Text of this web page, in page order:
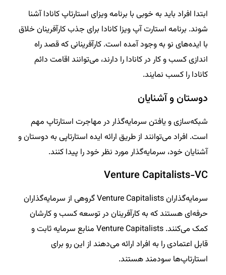
ابتدا افراد باید به خوبی با برنامه ویزای استارتاپ کانادا آشنا
شوند. برنامه استارت آپ ویزا کانادا برای جذب کارآفرینان خلاق
با ایده‌های نو به وجود آمده است. کارآفرینانی که قصد راه
اندازی کسب و کار در کانادا را دارند، می‌توانند اقامت دائم
کانادا را کسب نمایند.
دوستان و آشنایان
شبکه‌سازی و یافتن سرمایه‌گذار در مهاجرت استارتاپ مهم
است. افراد می‌توانند از طریق ارائه ایده استارتاپی به دوستان و
آشنایان‌ خود، سرمایه‌گذار مورد نظر خود را پیدا کنند.
Venture Capitalists-VC
سرمایه‌گذاران Venture Capitalists گروهی از سرمایه‌گذاران
حرفه‌ای هستند که به کارآفرینان در توسعه کسب و کارشان
کمک می‌کنند. Venture Capitalists منابع سرمایه ثابت و
قابل اعتمادی را به افراد ارائه می‌دهند از این رو برای
استارتاپ‌ها سودمند هستند.